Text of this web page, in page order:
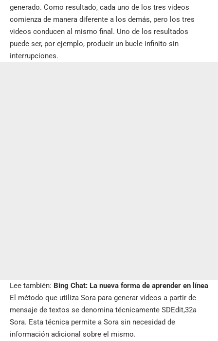
generado. Como resultado, cada uno de los tres videos
comienza de manera diferente a los demás, pero los tres
videos conducen al mismo final. Uno de los resultados
puede ser, por ejemplo, producir un bucle infinito sin
interrupciones.
Lee también: Bing Chat: La nueva forma de aprender en línea
El método que utiliza Sora para generar videos a partir de
mensaje de textos se denomina técnicamente SDEdit,32a
Sora. Esta técnica permite a Sora sin necesidad de
información adicional sobre el mismo.